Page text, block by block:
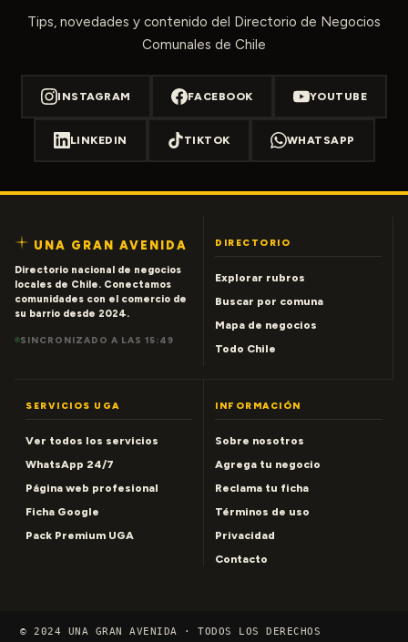
Tips, novedades y contenido del Directorio de Negocios
Comunales de Chile
INSTAGRAM FACEBOOK YOUTUBE
LINKEDIN TIKTOK WHATSAPP
UNA GRAN AVENIDA
Directorio nacional de negocios
locales de Chile. Conectamos
comunidades con el comercio de
su barrio desde 2024.
SINCRONIZADO A LAS 15:49
DIRECTORIO
Explorar rubros
Buscar por comuna
Mapa de negocios
Todo Chile
SERVICIOS UGA
Ver todos los servicios
WhatsApp 24/7
Página web profesional
Ficha Google
Pack Premium UGA
INFORMACIÓN
Sobre nosotros
Agrega tu negocio
Reclama tu ficha
Términos de uso
Privacidad
Contacto
© 2024 UNA GRAN AVENIDA · TODOS LOS DERECHOS